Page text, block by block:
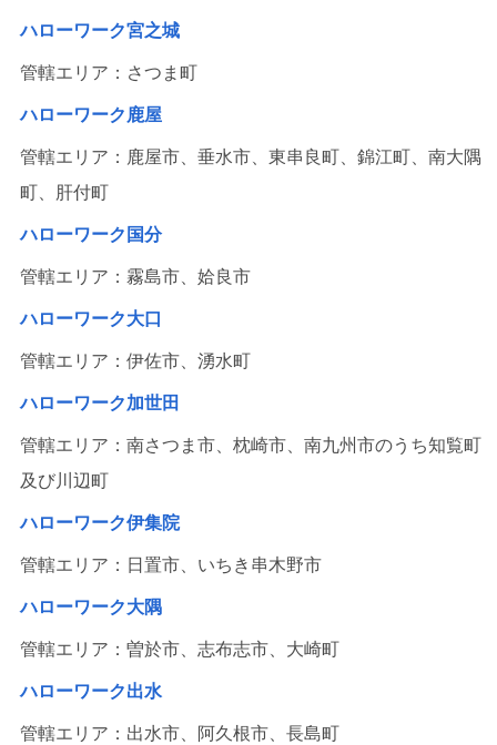
ハローワーク宮之城
管轄エリア：さつま町
ハローワーク鹿屋
管轄エリア：鹿屋市、垂水市、東串良町、錦江町、南大隅
町、肝付町
ハローワーク国分
管轄エリア：霧島市、姶良市
ハローワーク大口
管轄エリア：伊佐市、湧水町
ハローワーク加世田
管轄エリア：南さつま市、枕崎市、南九州市のうち知覧町
及び川辺町
ハローワーク伊集院
管轄エリア：日置市、いちき串木野市
ハローワーク大隅
管轄エリア：曽於市、志布志市、大崎町
ハローワーク出水
管轄エリア：出水市、阿久根市、長島町